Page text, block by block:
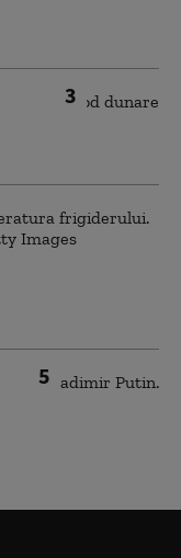
3
5